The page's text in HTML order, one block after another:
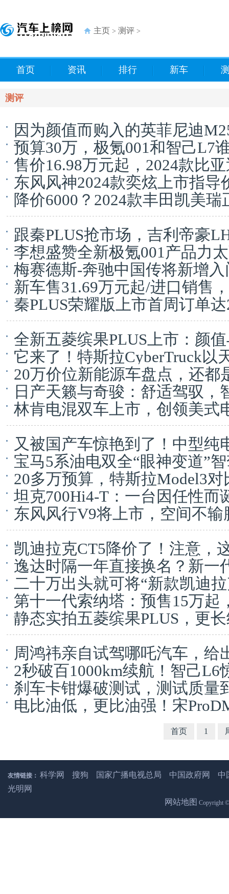
主页 > 测评 >
首页 资讯 排行 新车
测评
因为颜值而购入的英菲尼迪
预算30万，极氪001和智己L7
售价16.98万元起，2024款比
东风风神2024款奕炫上市指导
降价6000？2024款丰田凯美
跟秦PLUS抢市场，吉利帝豪
李想盛赞全新极氪001产品力
梅赛德斯-奔驰中国传将新增入
新车售31.69万元起/进口销售
秦PLUS荣耀版上市首周订单
全新五菱缤果PLUS上市：颜
它来了！特斯拉CyberTruck以
20万价位新能源车盘点，还都
日产天籁与奇骏：舒适驾驭，
林肯电混双车上市，创领美式
又被国产车惊艳到了！中型纯
宝马5系油电双全“眼神变道”
20多万预算，特斯拉Model3
坦克700Hi4-T：一台因任性而
东风风行V9将上市，空间不
凯迪拉克CT5降价了！注意，
逸达时隔一年直接换名？新一
二十万出头就可将“新款凯迪
第十一代索纳塔：预售15万起
峰
静态实拍五菱缤果PLUS，更
周鸿祎亲自试驾哪吒汽车，给
2秒破百1000km续航！智己L6
刹车卡钳爆破测试，测试质量
电比油低，更比油强！宋
首页 1
友情链接： 科学网 搜狗 国家广播电视总局 中国政府网
中
光明网
网站地图 Copyright